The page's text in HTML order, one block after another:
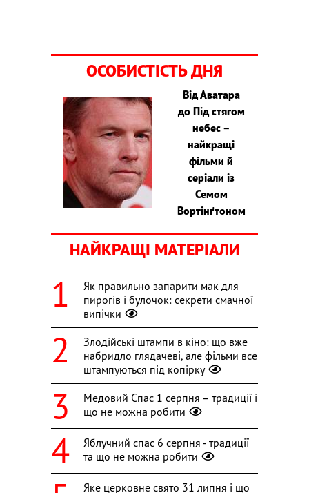
ОСОБИСТІСТЬ ДНЯ
Від Аватара
до Під стягом
небес –
найкращі
фільми й
серіали із
Семом
Вортінґтоном
НАЙКРАЩІ МАТЕРІАЛИ
Як правильно запарити мак для
пирогів і булочок: секрети смачної
випічки
Злодійські штампи в кіно: що вже
набридло глядачеві, але фільми все
штампуються під копірку
Медовий Спас 1 серпня – традиції і
що не можна робити
Яблучний спас 6 серпня - традиції
та що не можна робити
Яке церковне свято 31 липня і що